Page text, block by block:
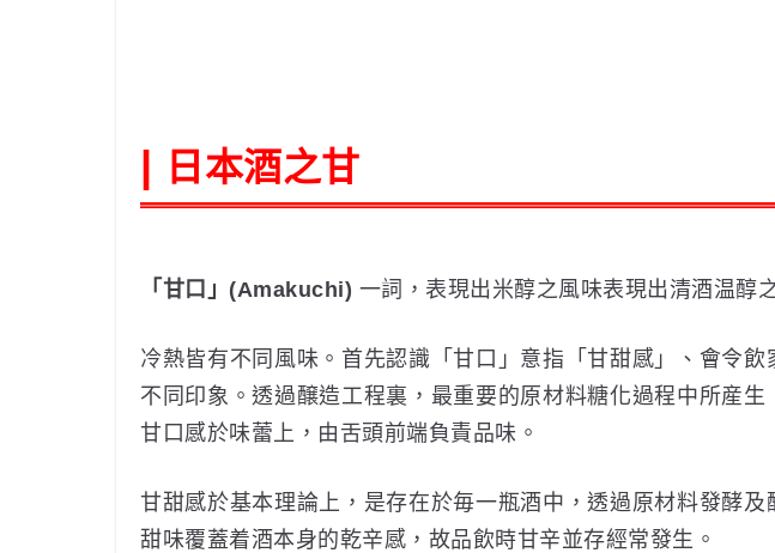
| 日本酒之甘
「甘口」(Amakuchi) 一詞，表現出米醇之風味表現出清酒温醇
冷熱皆有不同風味。首先認識「甘口」意指「甘甜感」、會令
不同印象。透過醸造工程裏，最重要的原材料糖化過程中所産
甘口感於味蕾上，由舌頭前端負責品味。
甘甜感於基本理論上，是存在於毎一瓶酒中，透過原材料發酵及
甜味覆蓋着酒本身的乾辛感，故品飲時甘辛並存經常發生。